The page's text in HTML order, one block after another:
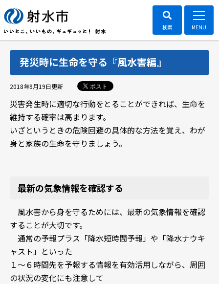
発災時に生命を守る『風水害編』
2018年9月19日更新 ポスト
災害発生時に適切な行動をとることができれば、生命を
維持する確率は高まります。
いざというときの危険回避の具体的な方法を覚え、わが
身と家族の生命を守りましょう。
最新の気象情報を確認する
風水害から身を守るためには、最新の気象情報を確認
することが大切です。
通常の予報プラス「降水短時間予報」や「降水ナウキ
ャスト」といった
１～６時間先を予報する情報を有効活用しながら、周囲
の状況の変化にも注意して